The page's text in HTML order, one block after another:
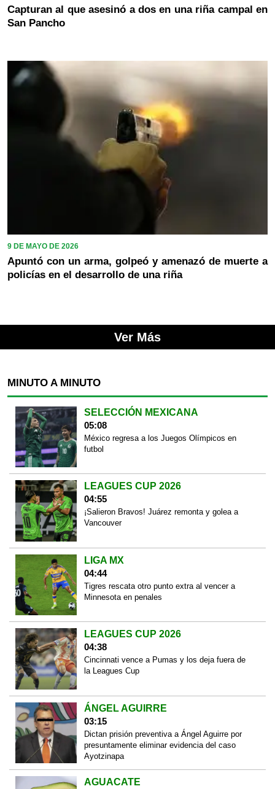
Capturan al que asesinó a dos en una riña campal en
San Pancho
9 DE MAYO DE 2026
Apuntó con un arma, golpeó y amenazó de muerte a
policías en el desarrollo de una riña
Ver Más
MINUTO A MINUTO
SELECCIÓN MEXICANA
05:08
México regresa a los Juegos Olímpicos en
futbol
LEAGUES CUP 2026
04:55
¡Salieron Bravos! Juárez remonta y golea a
Vancouver
LIGA MX
04:44
Tigres rescata otro punto extra al vencer a
Minnesota en penales
LEAGUES CUP 2026
04:38
Cincinnati vence a Pumas y los deja fuera de
la Leagues Cup
ÁNGEL AGUIRRE
03:15
Dictan prisión preventiva a Ángel Aguirre por
presuntamente eliminar evidencia del caso
Ayotzinapa
AGUACATE